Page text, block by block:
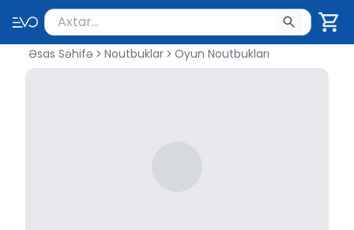
Məhsul axtar
Axtarış üçün ən azı 2 simvol yazın. Göndərmək
Əsas Səhifə Noutbuklar Oyun Noutbukları